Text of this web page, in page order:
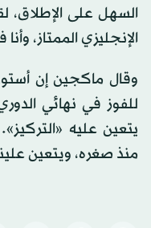
السهل على الإطلاق،
الإنجليزي الممتاز،
وقال ماكجين إن
للفوز في نهائي
يتعين عليه
منذ صغره، ويتعين